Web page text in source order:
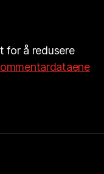
for å redusere